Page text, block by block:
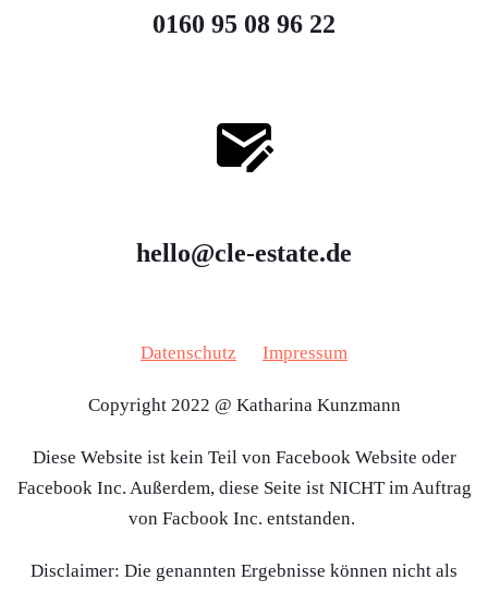
0160 95 08 96 22
hello@cle-estate.de
Datenschutz Impressum
Copyright 2022 @ Katharina Kunzmann
Diese Website ist kein Teil von Facebook Website oder
Facebook Inc. Außerdem, diese Seite ist NICHT im Auftrag
von Facbook Inc. entstanden.
Disclaimer: Die genannten Ergebnisse können nicht als